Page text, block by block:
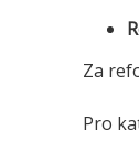
Za
Pro